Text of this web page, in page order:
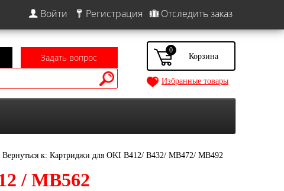
Войти Регистрация Отследить заказ
Задать вопрос
0
Избранные товары
Вернуться к: Картриджи для OKI B412/ B432/ MB472/ MB492
/ MB562